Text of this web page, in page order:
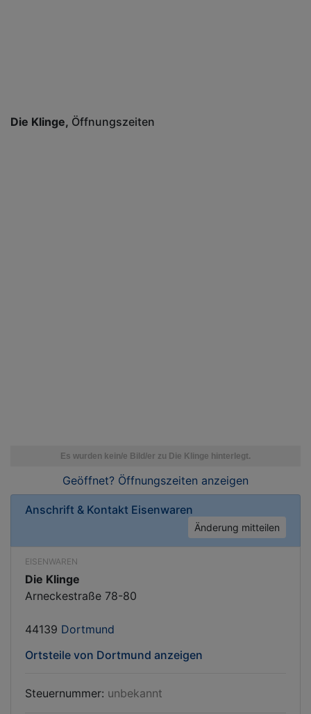
Die Klinge Öffnungszeiten
Geöffnet? Öffnungszeiten anzeigen
Anschrift & Kontakt Eisenwaren
Änderung mitteilen
EISENWAREN
Die Klinge
Arneckestraße 78-80
44139 Dortmund
Ortsteile von Dortmund anzeigen
Steuernummer: unbekannt